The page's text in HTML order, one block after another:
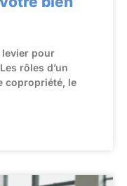
levier pour
rôles d’un
copropriété, le